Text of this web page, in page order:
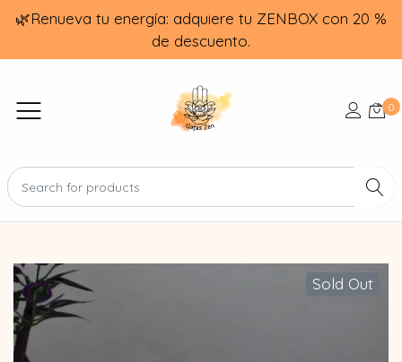
🌿Renueva tu energía: adquiere tu ZENBOX con 20 %
de descuento.
0
Sold Out